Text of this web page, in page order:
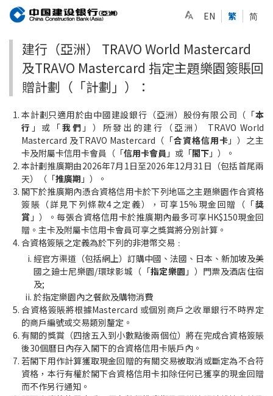
EN 繁 简
建行（亞洲） TRAVO World Mastercard
及TRAVO Mastercard 指定主題樂園簽賬回
贈計劃（「計劃」）：
本計劃只適用於由中國建設銀行（亞洲）股份有限公司（「本
行 」或「我們 」）所發出的建行（亞洲） TRAVO World
Mastercard 及TRAVO Mastercard（「合資格信用卡 」）之主
卡及附屬卡信用卡會員（「信用卡會員 」或「閣下 」）。
本計劃推廣期由2026年7月1日至2026年12月31日（包括首尾兩
天）（「推廣期 」）。
閣下於推廣期內憑合資格信用卡於下列地區之主題樂園作合資格
簽賬（詳見下列條款4之定義），可享15%現金回贈（「獎
賞 」）。每張合資格信用卡於推廣期內最多可享HK$150現金回
贈。主卡及附屬卡信用卡會員可享之獎賞將分別計算。
合資格簽賬之定義為於下列的非港幣交易﹕
經官方渠道（包括網上）訂購中國、法國、日本、新加坡及美
國之廸士尼樂園/環球影城（「指定樂園 」）門票及酒店住宿
及;
於指定樂園內之餐飲及購物消費
合資格簽賬將根據Mastercard 或個別商戶之收單銀行不時界定
的商戶編號或交易類別釐定。
有關的獎賞（四捨五入到小數點後兩個位）將在完成合資格簽賬
後30個曆日內存入閣下的合資格信用卡賬戶內。
若閣下用作計算獲取現金回贈的有關交易被取消或斷定為不合符
資格，本行有權於閣下合資格信用卡扣除任何已獲享的現金回贈
而不作另行通知。